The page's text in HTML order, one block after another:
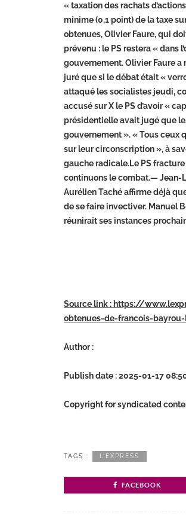
« taxation des rachats
minime (0,1 point) de la taxe
obtenues, Olivier Faure, qui
prévenu : le PS restera « dans
gouvernement. Olivier Faure a
juré que si le débat était «
attaqué les socialistes jeudi,
accusé sur X le PS d’avoir «
présidentielle avait jugé que
gouvernement ». « Tous ceux
sur leur circonscription », à
gauche radicale.Le PS
continuons le combat.— Jean-
Aurélien Taché affirme déjà
de se faire invectiver. Manuel
réunirait ses instances
Source link : https://
obtenues-de-francois-bayrou-
Author :
Publish date : 2025-01-17
Copyright for syndicated
TAGS : L’EXPRESS
FACEBOOK